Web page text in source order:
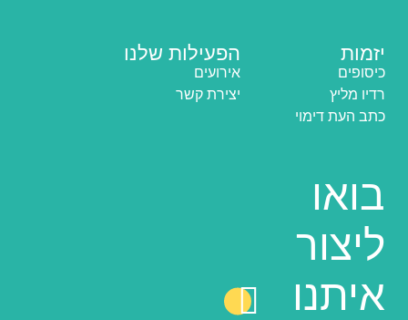
יזמות
כיסופים
רדיו מליץ
כתב העת דימוי
הפעילות שלנו
אירועים
יצירת קשר
בואו
ליצור
איתנו